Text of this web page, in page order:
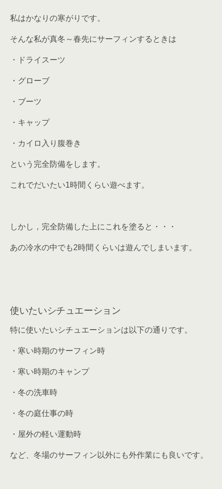
私はかなりの寒がりです。
そんな私が真冬～春先にサーフィンするときは
・ドライスーツ
・グローブ
・ブーツ
・キャップ
・カイロ入り腹巻き
という完全防備をします。
これでだいたい1時間くらい遊べます。
しかし，完全防備した上にこれを塗ると・・・
あの冷水の中でも2時間くらいは遊んでしまいます。
使いたいシチュエーション
特に使いたいシチュエーションは以下の通りです。
・寒い時期のサーフィン時
・寒い時期のキャンプ
・冬の洗車時
・冬の庭仕事の時
・屋外の軽い運動時
など、冬場のサーフィン以外にも外作業にも良いです。